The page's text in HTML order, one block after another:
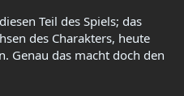
Teil des Spiels; das
des Charakters, heute
Genau das macht doch den